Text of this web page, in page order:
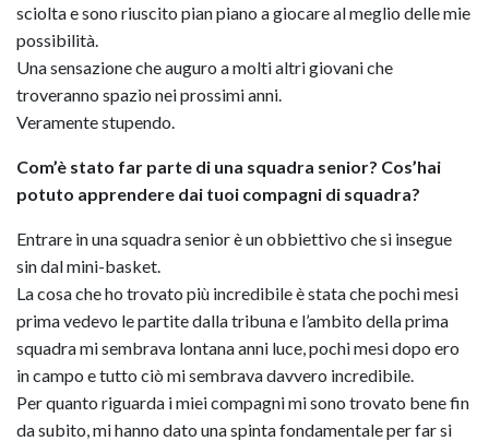
sciolta e sono riuscito pian piano a giocare al meglio delle mie
possibilità.
Una sensazione che auguro a molti altri giovani che
troveranno spazio nei prossimi anni.
Veramente stupendo.
Com’è stato far parte di una squadra senior? Cos’hai
potuto apprendere dai tuoi compagni di squadra?
Entrare in una squadra senior è un obbiettivo che si insegue
sin dal mini-basket.
La cosa che ho trovato più incredibile è stata che pochi mesi
prima vedevo le partite dalla tribuna e l’ambito della prima
squadra mi sembrava lontana anni luce, pochi mesi dopo ero
in campo e tutto ciò mi sembrava davvero incredibile.
Per quanto riguarda i miei compagni mi sono trovato bene fin
da subito, mi hanno dato una spinta fondamentale per far si